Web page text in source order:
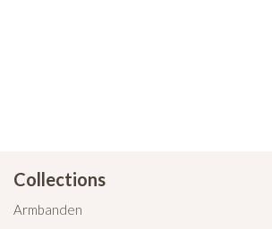
Collections
Armbanden